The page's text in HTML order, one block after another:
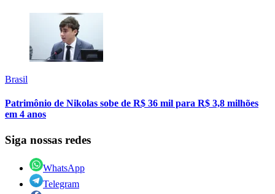
Brasil
Patrimônio de Nikolas sobe de R$ 36 mil para R$ 3,8 milhões
em 4 anos
Siga nossas redes
WhatsApp
Telegram